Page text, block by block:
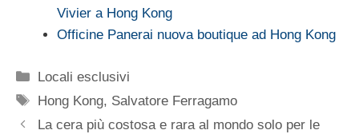
Vivier a Hong Kong
Officine Panerai nuova boutique ad Hong Kong
Categorie
Locali esclusivi
Tag
Hong Kong, Salvatore Ferragamo
La cera più costosa e rara al mondo solo per le